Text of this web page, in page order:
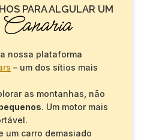
PARA ALGULAR UM
nossa plataforma
– um dos sítios mais
as montanhas, não
. Um motor mais
um carro demasiado